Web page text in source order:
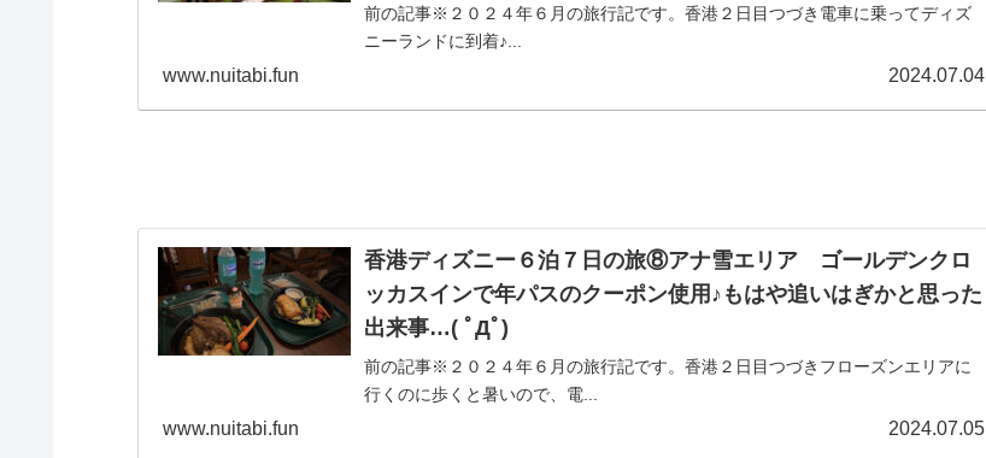
前の記事※２０２４年６月の旅行記です。香港２日目つづき電車に乗ってディズ
ニーランドに到着♪...
www.nuitabi.fun 2024.07.04
香港ディズニー６泊７日の旅⑧アナ雪エリア ゴールデンクロ
ッカスインで年パスのクーポン使用♪もはや追いはぎかと思った
出来事…( ﾟДﾟ)
前の記事※２０２４年６月の旅行記です。香港２日目つづきフローズンエリアに
行くのに歩くと暑いので、電...
www.nuitabi.fun 2024.07.05